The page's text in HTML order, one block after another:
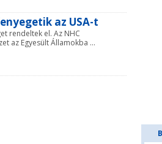
az USA-t
rendeltek el. Az NHC
az Egyesült Államokba ...